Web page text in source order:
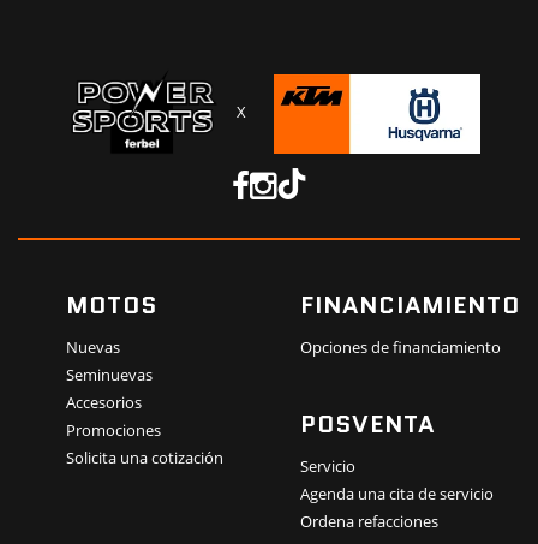
X
MOTOS
Nuevas
Seminuevas
Accesorios
Promociones
Solicita una cotización
FINANCIAMIENTO
Opciones de financiamiento
POSVENTA
Servicio
Agenda una cita de servicio
Ordena refacciones